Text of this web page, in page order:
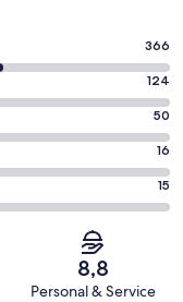
366
124
50
16
15
8,8
Personal & Service